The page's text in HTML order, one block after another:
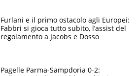
Furlani e il primo ostacolo agli Europei:
Fabbri si gioca tutto subito, l’assist del
regolamento a Jacobs e Dosso
Pagelle Parma-Sampdoria 0-2: